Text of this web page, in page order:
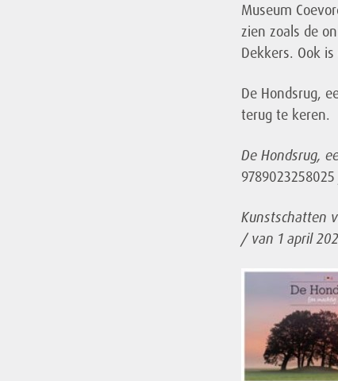
Museum
zien zoals de
Dekkers. Ook
De Hondsrug,
terug te keren.
De Hondsrug,
9789023258025
Kunstschatten
/ van 1 april